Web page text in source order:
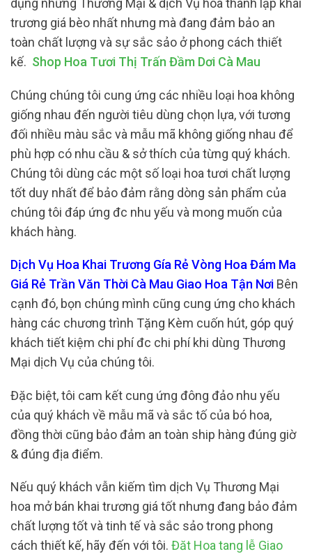
dụng những Thương Mại & dịch Vụ hoa thành lập khai
trương giá bèo nhất nhưng mà đang đảm bảo an
toàn chất lượng và sự sắc sảo ở phong cách thiết
kế. Shop Hoa Tươi Thị Trấn Đầm Dơi Cà Mau
Chúng chúng tôi cung ứng các nhiều loại hoa không
giống nhau đến người tiêu dùng chọn lựa, với tương
đối nhiều màu sắc và mẫu mã không giống nhau để
phù hợp có nhu cầu & sở thích của từng quý khách.
Chúng tôi dùng các một số loại hoa tươi chất lượng
tốt duy nhất để bảo đảm rằng dòng sản phẩm của
chúng tôi đáp ứng đc nhu yếu và mong muốn của
khách hàng.
Dịch Vụ Hoa Khai Trương Gía Rẻ Vòng Hoa Đám Ma
Giá Rẻ Trần Văn Thời Cà Mau Giao Hoa Tận Nơi Bên
cạnh đó, bọn chúng mình cũng cung ứng cho khách
hàng các chương trình Tặng Kèm cuốn hút, góp quý
khách tiết kiệm chi phí đc chi phí khi dùng Thương
Mại dịch Vụ của chúng tôi.
Đặc biệt, tôi cam kết cung ứng đông đảo nhu yếu
của quý khách về mẫu mã và sắc tố của bó hoa,
đồng thời cũng bảo đảm an toàn ship hàng đúng giờ
& đúng địa điểm.
Nếu quý khách vẫn kiếm tìm dịch Vụ Thương Mại
hoa mở bán khai trương giá tốt nhưng đang bảo đảm
chất lượng tốt và tinh tế và sắc sảo trong phong
cách thiết kế, hãy đến với tôi. Đăt Hoa tang lễ Giao